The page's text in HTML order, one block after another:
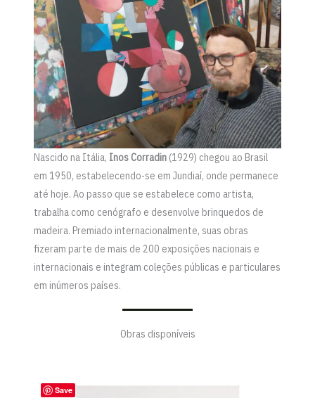
Nascido na Itália, Inos Corradin (1929) chegou ao Brasil
em 1950, estabelecendo-se em Jundiaí, onde permanece
até hoje. Ao passo que se estabelece como artista,
trabalha como cenógrafo e desenvolve brinquedos de
madeira. Premiado internacionalmente, suas obras
fizeram parte de mais de 200 exposições nacionais e
internacionais e integram coleções públicas e particulares
em inúmeros países.
Obras disponíveis
Save